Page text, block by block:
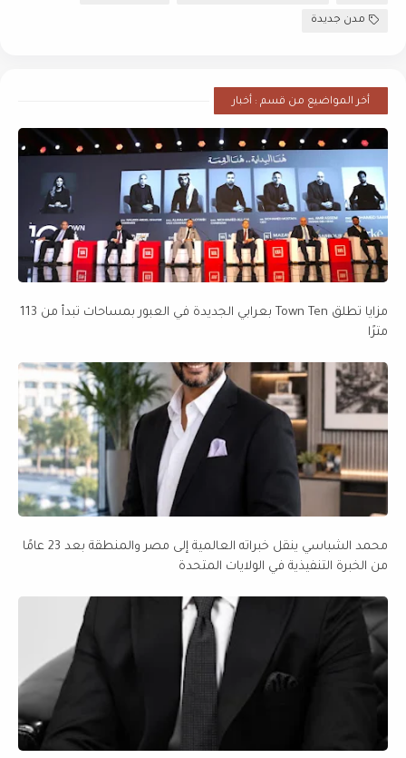
مدن جديدة
أخر المواضيع من قسم : أخبار
مزايا تطلق Town Ten بعرابي الجديدة في العبور بمساحات تبدأ من 113
مترًا
محمد الشباسي ينقل خبراته العالمية إلى مصر والمنطقة بعد 23 عامًا
من الخبرة التنفيذية في الولايات المتحدة